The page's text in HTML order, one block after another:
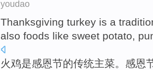
youdao
Thanksgiving turkey is a
also foods like sweet potato,
火鸡是感恩节的传统主菜。感恩